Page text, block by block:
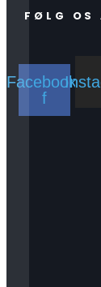
FØLG OS
Facebook-
f